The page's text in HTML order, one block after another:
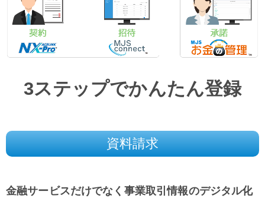
3ステップでかんたん登録
資料請求
金融サービスだけでなく事業取引情報のデジタル化